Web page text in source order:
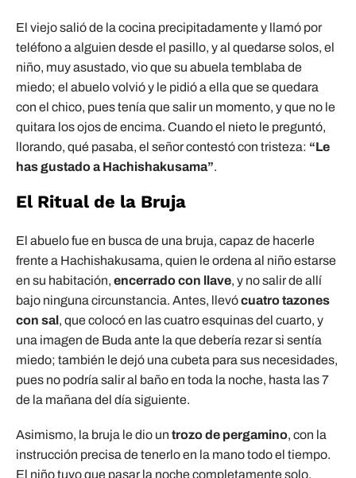
El viejo salió de la cocina precipitadamente y llamó por
teléfono a alguien desde el pasillo, y al quedarse solos, el
niño, muy asustado, vio que su abuela temblaba de
miedo; el abuelo volvió y le pidió a ella que se quedara
con el chico, pues tenía que salir un momento, y que no le
quitara los ojos de encima. Cuando el nieto le preguntó,
llorando, qué pasaba, el señor contestó con tristeza: “Le
has gustado a Hachishakusama”.
El Ritual de la Bruja
El abuelo fue en busca de una bruja, capaz de hacerle
frente a Hachishakusama, quien le ordena al niño estarse
en su habitación, encerrado con llave, y no salir de allí
bajo ninguna circunstancia. Antes, llevócuatro tazones
con sal, que colocó en las cuatro esquinas del cuarto, y
una imagen de Buda ante la que debería rezar si sentía
miedo; también le dejó una cubeta para sus necesidades,
pues no podría salir al baño en toda la noche, hasta las 7
de la mañana del día siguiente.
Asimismo, la bruja le dio un trozo de pergamino, con la
instrucción precisa de tenerlo en la mano todo el tiempo.
El niño tuvo que pasar la noche completamente solo,